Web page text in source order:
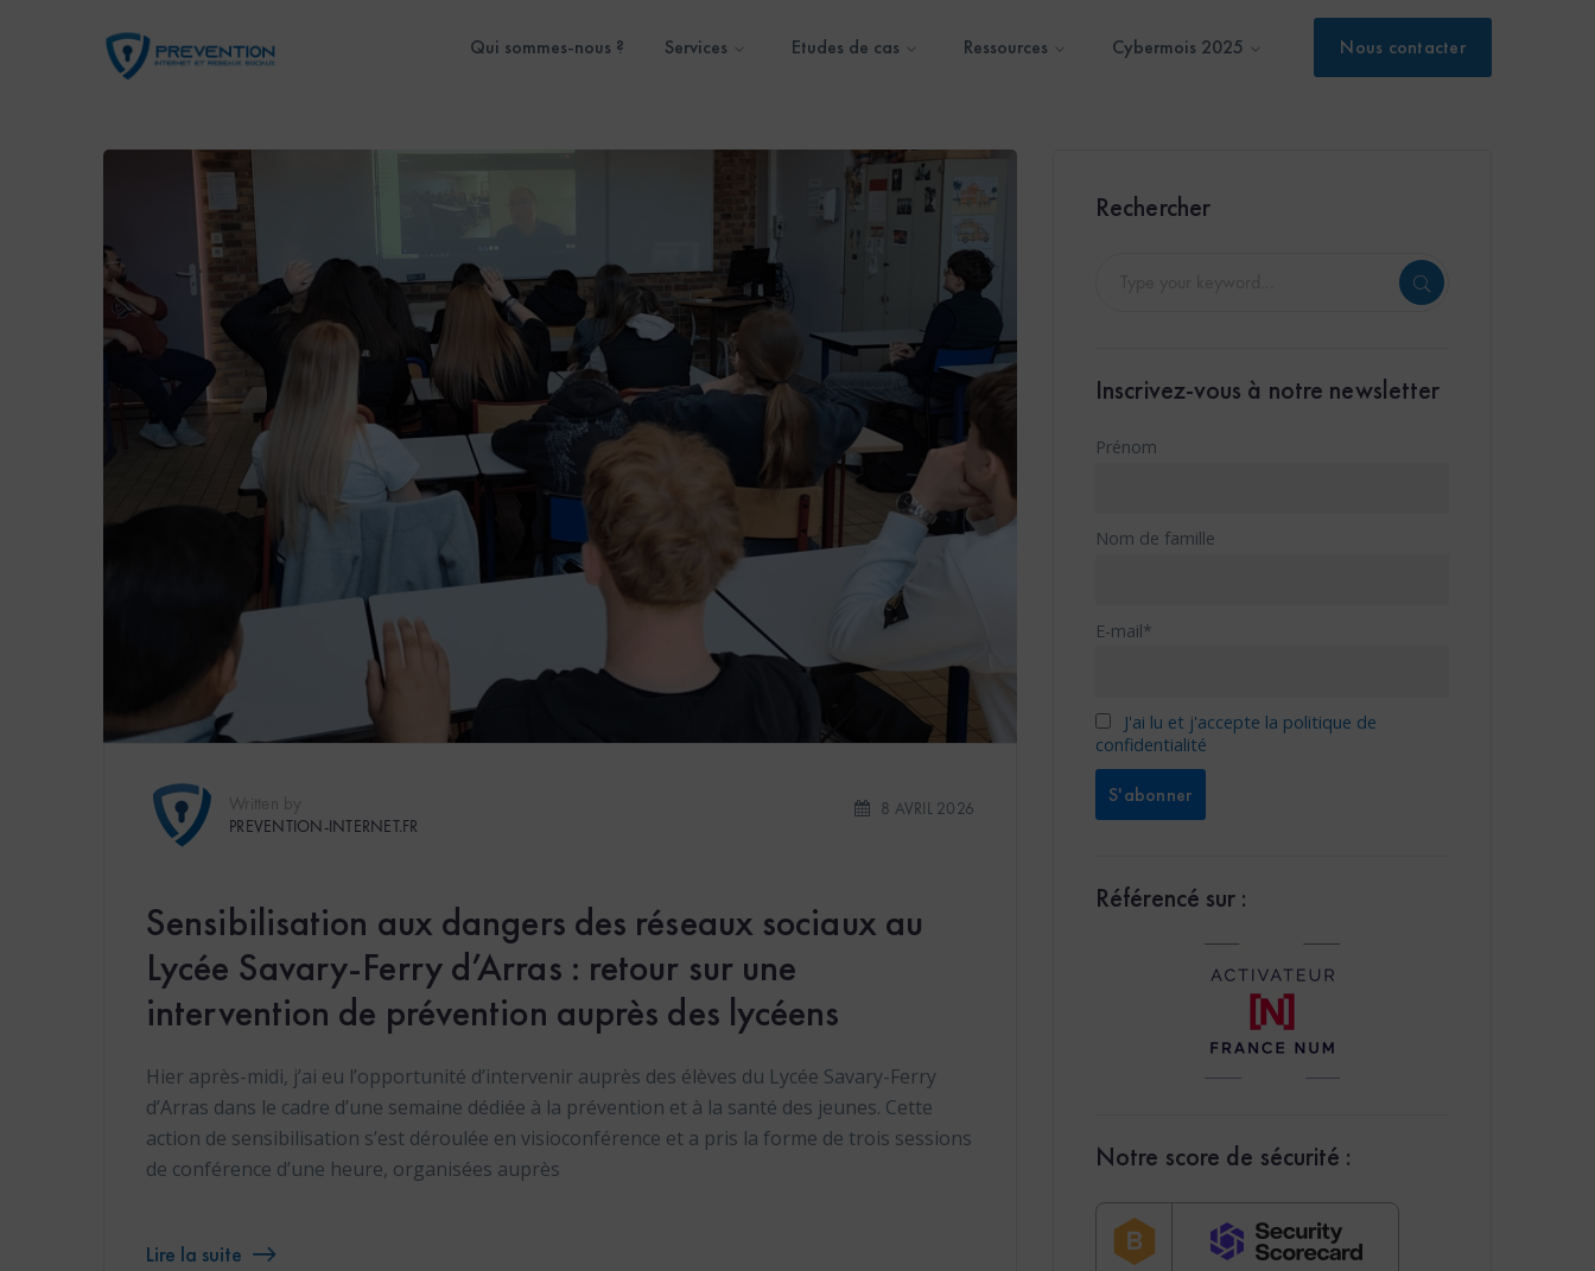
Nous contacter
Qui sommes-nous ? Services Etudes de cas Ressources Cybermois 2025
PREVENTION-INTERNET.FR
8 AVRIL 2026
Sensibilisation aux dangers des réseaux sociaux au
Lycée Savary-Ferry d’Arras : retour sur une
intervention de prévention auprès des lycéens
Hier après-midi, j’ai eu l’opportunité d’intervenir auprès des élèves du Lycée Savary-Ferry
d’Arras dans le cadre d’une semaine dédiée à la prévention et à la santé des jeunes. Cette
action de sensibilisation s’est déroulée en visioconférence et a pris la forme de trois sessions
de conférence d’une heure, organisées auprès
Lire la suite
Rechercher
Inscrivez-vous à notre newsletter
Prénom
Nom de famille
E-mail*
J'ai lu et j'accepte la politique de
confidentialité
Référencé sur :
Notre score de sécurité :